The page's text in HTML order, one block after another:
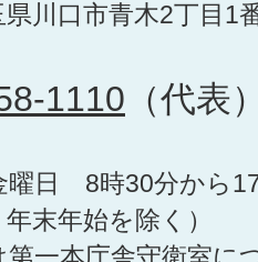
川口市青木2丁目1
1110 （代表
曜日 8時30分から
年末年始を除く）